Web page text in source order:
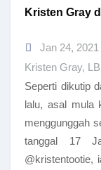
Kristen Gray
Jan 24, 2021
Kristen Gray,
Seperti dikutip
lalu, asal mula
menggunggah
tanggal 17
@kristentootie,